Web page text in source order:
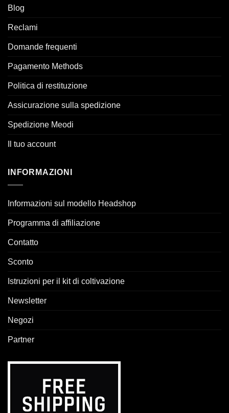
Blog
Reclami
Domande frequenti
Pagamento Methods
Politica di restituzione
Assicurazione sulla spedizione
Spedizione Meodi
Il tuo account
INFORMAZIONI
Informazioni sul modello Headshop
Programma di affiliazione
Contatto
Sconto
Istruzioni per il kit di coltivazione
Newsletter
Negozi
Partner